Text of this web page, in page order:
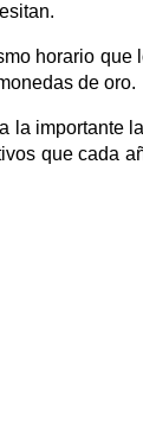
horario que
de oro.
la importante
que cada